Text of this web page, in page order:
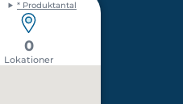
* Produktantal
0
Lokationer